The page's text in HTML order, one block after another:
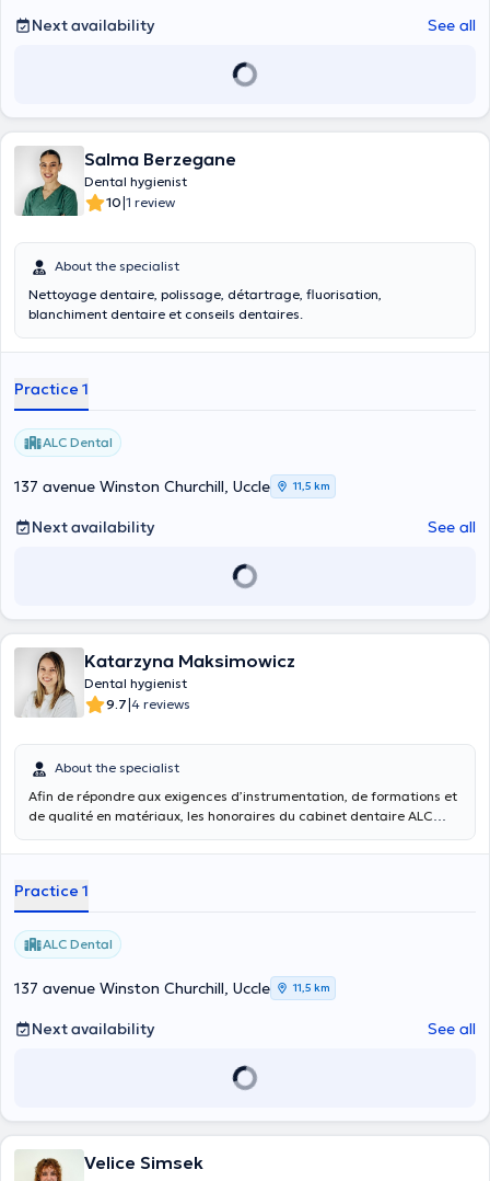
Next availability See all
Salma Berzegane
Dental hygienist
10|1 review
About the specialist
Nettoyage dentaire, polissage, détartrage, fluorisation,
blanchiment dentaire et conseils dentaires.
Practice 1
ALC Dental
137 avenue Winston Churchill, Uccle 11,5 km
Next availability See all
Katarzyna Maksimowicz
Dental hygienist
9.7|4 reviews
About the specialist
Afin de répondre aux exigences d’instrumentation, de formations et
de qualité en matériaux, les honoraires du cabinet dentaire ALC
Practice 1
ALC Dental
137 avenue Winston Churchill, Uccle 11,5 km
Next availability See all
Velice Simsek